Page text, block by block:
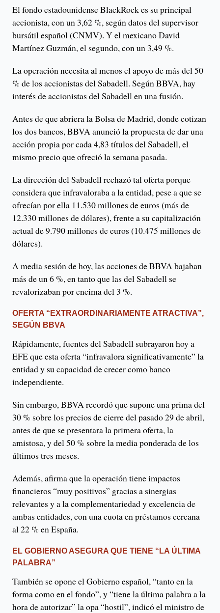
El fondo estadounidense BlackRock es su principal
accionista, con un 3,62 %, según datos del supervisor
bursátil español (CNMV). Y el mexicano David
Martínez Guzmán, el segundo, con un 3,49 %.
La operación necesita al menos el apoyo de más del 50
% de los accionistas del Sabadell. Según BBVA, hay
interés de accionistas del Sabadell en una fusión.
Antes de que abriera la Bolsa de Madrid, donde cotizan
los dos bancos, BBVA anunció la propuesta de dar una
acción propia por cada 4,83 títulos del Sabadell, el
mismo precio que ofreció la semana pasada.
La dirección del Sabadell rechazó tal oferta porque
considera que infravaloraba a la entidad, pese a que se
ofrecían por ella 11.530 millones de euros (más de
12.330 millones de dólares), frente a su capitalización
actual de 9.790 millones de euros (10.475 millones de
dólares).
A media sesión de hoy, las acciones de BBVA bajaban
más de un 6 %, en tanto que las del Sabadell se
revalorizaban por encima del 3 %.
OFERTA “EXTRAORDINARIAMENTE ATRACTIVA”,
SEGÚN BBVA
Rápidamente, fuentes del Sabadell subrayaron hoy a
EFE que esta oferta “infravalora significativamente” la
entidad y su capacidad de crecer como banco
independiente.
Sin embargo, BBVA recordó que supone una prima del
30 % sobre los precios de cierre del pasado 29 de abril,
antes de que se presentara la primera oferta, la
amistosa, y del 50 % sobre la media ponderada de los
últimos tres meses.
Además, afirma que la operación tiene impactos
financieros “muy positivos” gracias a sinergias
relevantes y a la complementariedad y excelencia de
ambas entidades, con una cuota en préstamos cercana
al 22 % en España.
EL GOBIERNO ASEGURA QUE TIENE “LA ÚLTIMA
PALABRA”
También se opone el Gobierno español, “tanto en la
forma como en el fondo”, y “tiene la última palabra a la
hora de autorizar” la opa “hostil”, indicó el ministro de